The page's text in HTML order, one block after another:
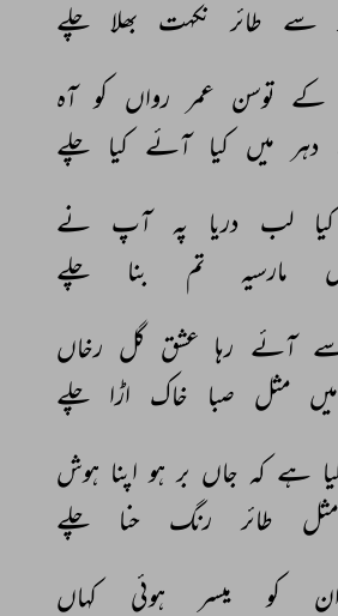
سے طائر نکہت بھلا چلے
کے توسن عمر رواں کو آہ
دہر میں کیا آئے کیا چلے
کیا لب دریا پہ آپ نے
مارسیہ تم بنا
چلے
آئے رہا عشق گل رخاں
میں مثل صبا خاک اڑا چلے
ہے کہ جاں بر ہو اپنا ہوش
مثل طائر رنگ حنا
چلے
ان کو میسر ہوئی
کہاں